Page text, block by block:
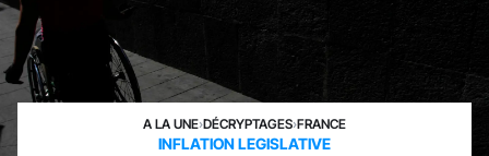
A LA UNE›DÉCRYPTAGES›FRANCE
INFLATION LEGISLATIVE